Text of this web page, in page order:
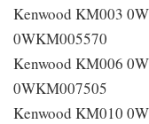
Kenwood KM003
0WKM005570
Kenwood KM006
0WKM007505
Kenwood KM010